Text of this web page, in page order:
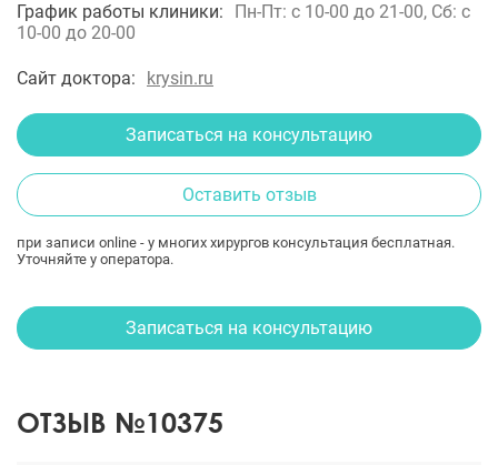
График работы клиники:
Пн-Пт: с 10-00 до 21-00, Сб: с
10-00 до 20-00
Сайт доктора: krysin.ru
Записаться на консультацию
Оставить отзыв
при записи online - у многих хирургов консультация бесплатная.
Уточняйте у оператора.
Записаться на консультацию
ОТЗЫВ №10375